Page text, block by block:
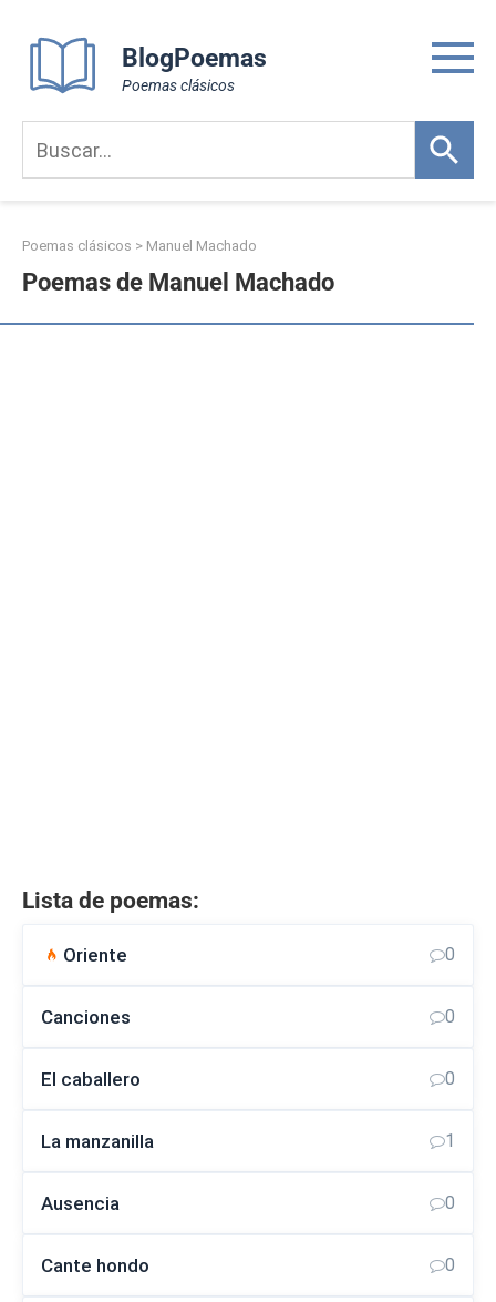
content
BlogPoemas
Poemas clásicos
Poemas clásicos > Manuel Machado
Poemas de Manuel Machado
Lista de poemas:
Oriente 0
Canciones 0
El caballero 0
La manzanilla 1
Ausencia 0
Cante hondo 0